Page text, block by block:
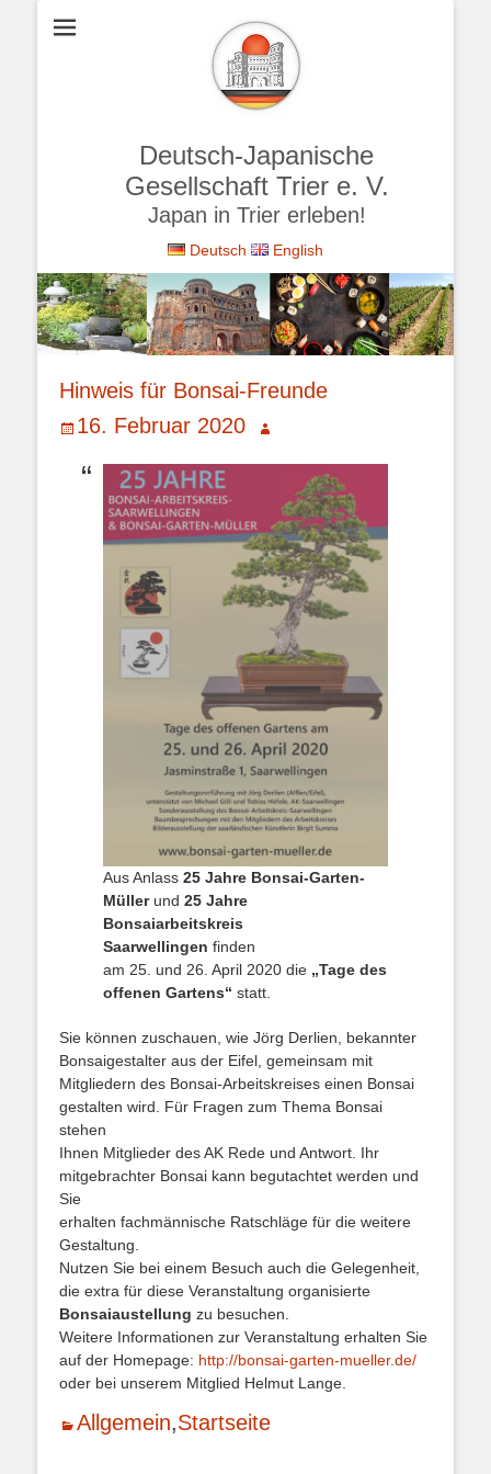
Deutsch-Japanische
Gesellschaft Trier e. V.
Japan in Trier erleben!
Deutsch English
Hinweis für Bonsai-Freunde
Veröffentlicht
16. Februar 2020 Autor
Aus Anlass 25 Jahre Bonsai-Garten-
Müllerund 25 Jahre
Bonsaiarbeitskreis
Saarwellingen finden
am 25. und 26. April 2020 die „Tage des
offenen Gartens“ statt.
Sie können zuschauen, wie Jörg Derlien, bekannter
Bonsaigestalter aus der Eifel, gemeinsam mit
Mitgliedern des Bonsai-Arbeitskreises einen Bonsai
gestalten wird. Für Fragen zum Thema Bonsai
stehen
Ihnen Mitglieder des AK Rede und Antwort. Ihr
mitgebrachter Bonsai kann begutachtet werden und
Sie
erhalten fachmännische Ratschläge für die weitere
Gestaltung.
Nutzen Sie bei einem Besuch auch die Gelegenheit,
die extra für diese Veranstaltung organisierte
Bonsaiaustellung zu besuchen.
Weitere Informationen zur Veranstaltung erhalten Sie
auf der Homepage: http://bonsai-garten-mueller.de/
oder bei unserem Mitglied Helmut Lange.
Kategorien
Allgemein,Startseite